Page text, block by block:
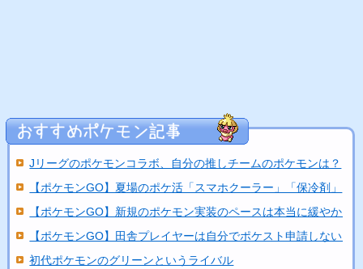
Jリーグのポケモンコラボ、自分の推しチームのポケモンは？
【ポケモンGO】夏場のポケ活「スマホクーラー」「保冷剤」
【ポケモンGO】新規のポケモン実装のペースは本当に緩やかに...
【ポケモンGO】田舎プレイヤーは自分でポケスト申請しないと
初代ポケモンのグリーンというライバル